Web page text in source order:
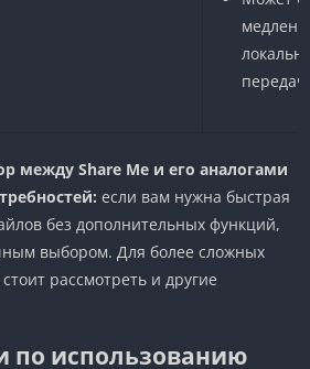
между Share Me и его аналогами
если вам нужна быстрая
без дополнительных функций,
выбором. Для более сложных
рассмотреть и другие
по использованию